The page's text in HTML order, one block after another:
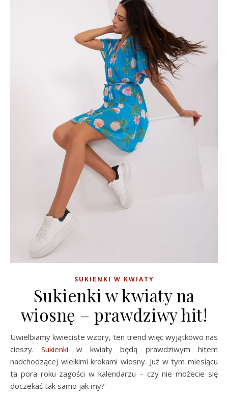
SUKIENKI W KWIATY
Sukienki w kwiaty na
wiosnę – prawdziwy hit!
Uwielbiamy kwieciste wzory, ten trend więc wyjątkowo nas
cieszy.Sukienki w kwiaty będą prawdziwym hitem
nadchodzącej wielkimi krokami wiosny. Już w tym miesiącu
ta pora roku zagości w kalendarzu – czy nie możecie się
doczekać tak samo jak my?